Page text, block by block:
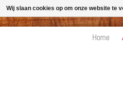
Home
Wij slaan cookies op om onze website te